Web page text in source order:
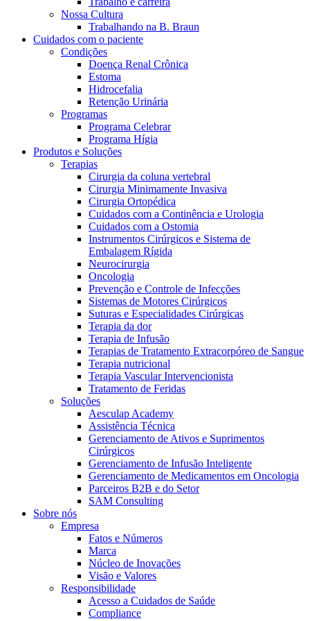
Catálogo de Produtos
Encontre o produto que está procurando. ​Visite o catálogo de
produtos da B. Braun ​com nosso portfólio completo.
Aesculap Academy
Educação continuada para profissionais da saúde. Acesse a
Aesculap Academy Brasil e inscreva-se!
O Programa Celebrar é o Programa de Suporte ao Paciente
(PSP) da B. Braun, oferecido gratuitamente para pessoas com
estomia e disfunções miccionais.
Innovation Hub
Vamos impulsionar a inovação em ​tecnologia médica juntos. ​
Saiba mais sobre nosso centro de ​inovação global e apresente
Contato
Entre em contato conosco.
Nossa Cultura
Trabalhando na B. Braun
Cuidados com o paciente
Condições
Doença Renal Crônica
Estoma
Hidrocefalia
Retenção Urinária
Programas
Programa Celebrar
Programa Hígia
Produtos e Soluções
Terapias
Cirurgia da coluna vertebral
Cirurgia Minimamente Invasiva
Cirurgia Ortopédica
Cuidados com a Continência e Urologia
Cuidados com a Ostomia
Instrumentos Cirúrgicos e Sistema de
Embalagem Rígida
Neurocirurgia
Oncologia
Prevenção e Controle de Infecções
Sistemas de Motores Cirúrgicos
Suturas e Especialidades Cirúrgicas
Terapia da dor
Terapia de Infusão
Terapias de Tratamento Extracorpóreo de Sangue
Terapia nutricional
Terapia Vascular Intervencionista
Tratamento de Feridas
Soluções
Aesculap Academy
Assistência Técnica
Gerenciamento de Ativos e Suprimentos
Cirúrgicos
Gerenciamento de Infusão Inteligente
Gerenciamento de Medicamentos em Oncologia
Parceiros B2B e do Setor
SAM Consulting
Sobre nós
Empresa
Fatos e Números
Marca
Núcleo de Inovações
Visão e Valores
Responsibilidade
Acesso a Cuidados de Saúde
Compliance